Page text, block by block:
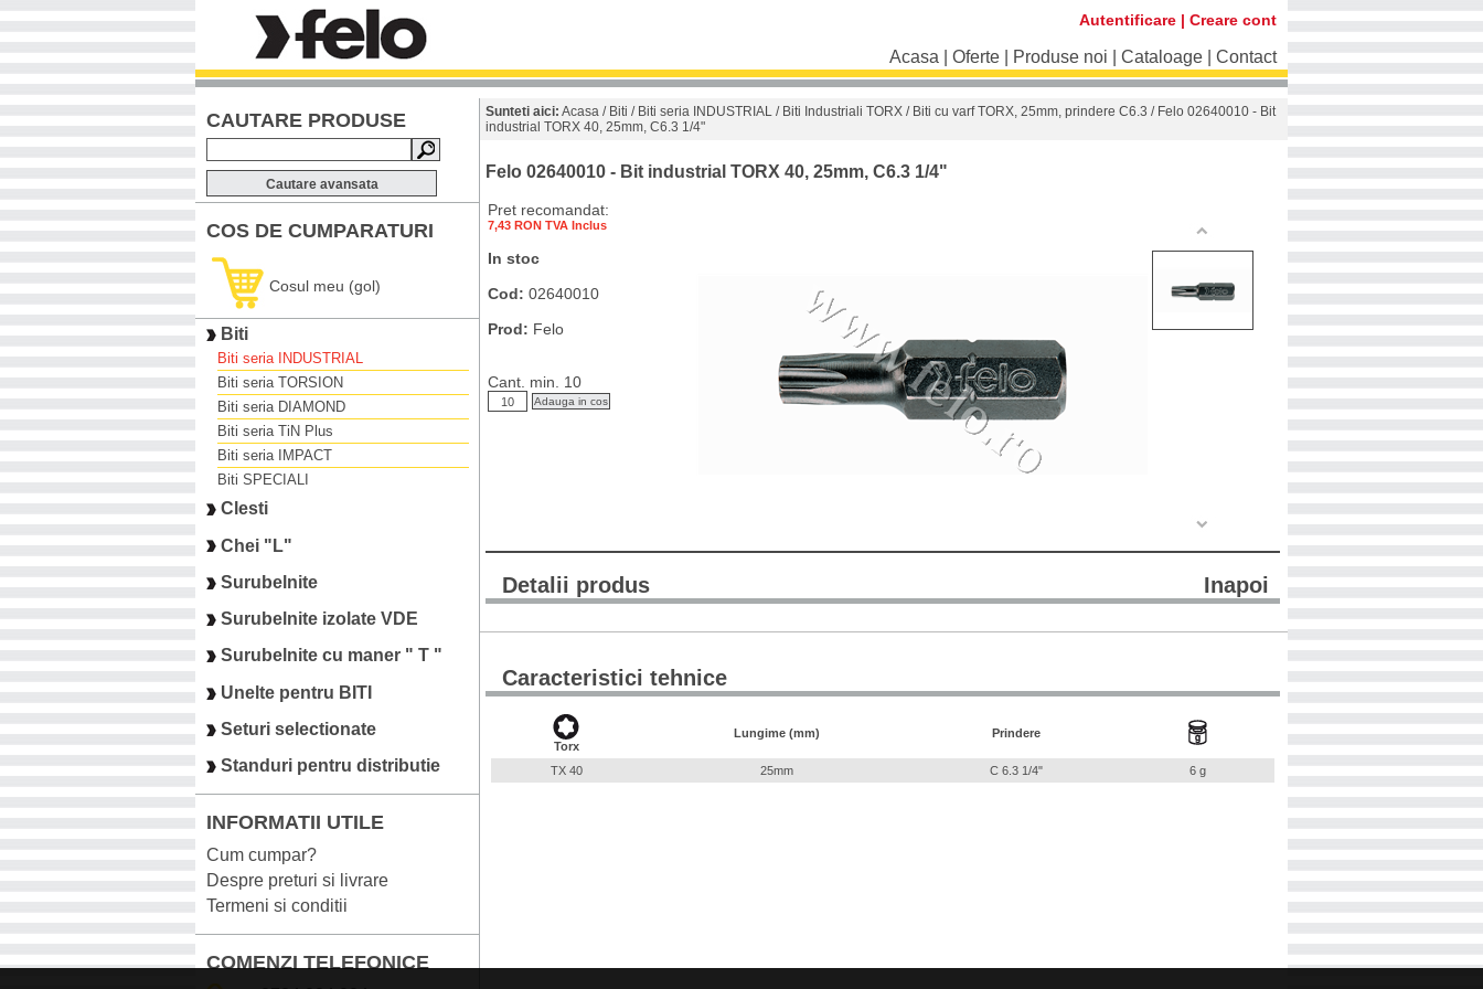
Autentificare | Creare cont
Acasa Oferte Produse noi Cataloage Contact
CAUTARE PRODUSE
Cautare avansata
COS DE CUMPARATURI
Cosul meu (gol)
Biti
Biti seria INDUSTRIAL
Biti seria TORSION
Biti seria DIAMOND
Biti seria TiN Plus
Biti seria IMPACT
Biti SPECIALI
Clesti
Chei "L"
Surubelnite
Surubelnite izolate VDE
Surubelnite cu maner " T "
Unelte pentru BITI
Seturi selectionate
Standuri pentru distributie
INFORMATII UTILE
Cum cumpar?
Despre preturi si livrare
Termeni si conditii
COMENZI TELEFONICE
Sunteti aici: Acasa / Biti / Biti seria INDUSTRIAL / Biti Industriali TORX / Biti cu varf TORX, 25mm, prindere C6.3 / Felo 02640010 - Bit
industrial TORX 40, 25mm, C6.3 1/4"
Felo 02640010 - Bit industrial TORX 40, 25mm, C6.3 1/4"
Pret recomandat:
7,43 RON TVA Inclus
In stoc
Cod: 02640010
Prod: Felo
Cant. min. 10
Detalii produs Inapoi
Caracteristici tehnice
Torx
Lungime (mm) Prindere
TX 40 25mm C 6.3 1/4" 6 g